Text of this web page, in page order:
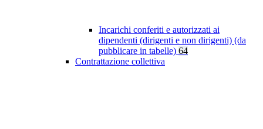
Incarichi conferiti e autorizzati ai
dipendenti (dirigenti e non dirigenti) (da
pubblicare in tabelle) 64
Contrattazione collettiva